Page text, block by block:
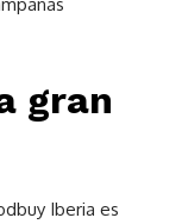
gran
Iberia es